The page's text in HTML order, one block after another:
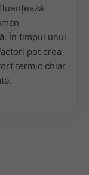
În timpul unui
pot crea
termic chiar